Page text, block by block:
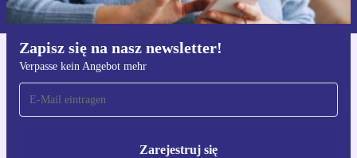
Zapisz się na nasz newsletter!
Verpasse kein Angebot mehr
Zarejestruj się
Pobierz aplikację refurbed
Dla iOS i Android